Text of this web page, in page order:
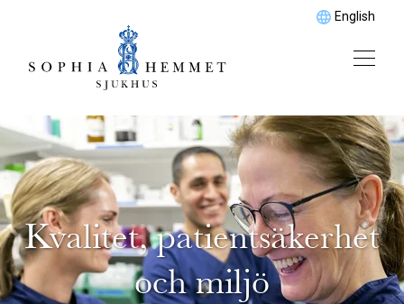
English
Kvalitet, patientsäkerhet
och miljö